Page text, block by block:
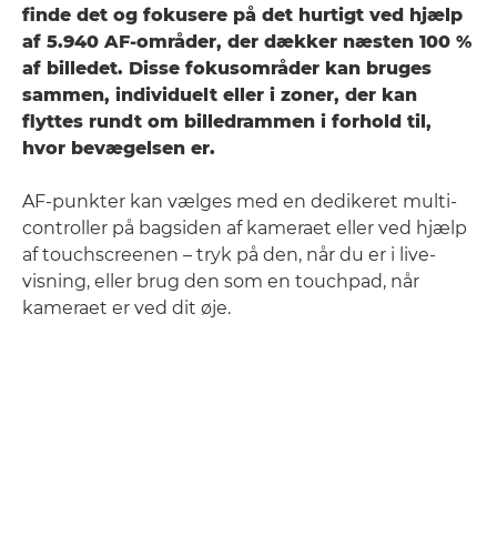
finde det og fokusere på det hurtigt ved hjælp
af 5.940 AF-områder, der dækker næsten 100 %
af billedet. Disse fokusområder kan bruges
sammen, individuelt eller i zoner, der kan
flyttes rundt om billedrammen i forhold til,
hvor bevægelsen er.
AF-punkter kan vælges med en dedikeret multi-
controller på bagsiden af kameraet eller ved hjælp
af touchscreenen – tryk på den, når du er i live-
visning, eller brug den som en touchpad, når
kameraet er ved dit øje.